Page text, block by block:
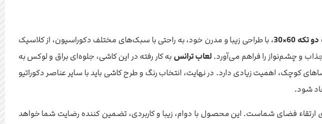
60×30
، با طراحی زیبا و مدرن خود، به راحتی با سبک‌های مختلف دکوراسیون، از کلاسیک
لعاب ترانس به کار رفته در این کاشی، جلوه‌ای براق و لوکس به
اهمیت زیادی دارد. در نهایت، انتخاب رنگ و طرح کاشی باید با سایر عناصر دکوراتیو
شود.
ارتقاء فضای شماست. این محصول با دوام، زیبا و کاربردی، تضمین کننده رضایت شما خواهد